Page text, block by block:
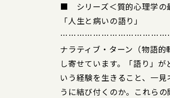
■ シリーズ＜質的心理学の
「人生と病いの語り」
ナラティブ・ターン（物語
し寄せています。「語り」
いう経験を生きること、一
うに結び付くのか。これら